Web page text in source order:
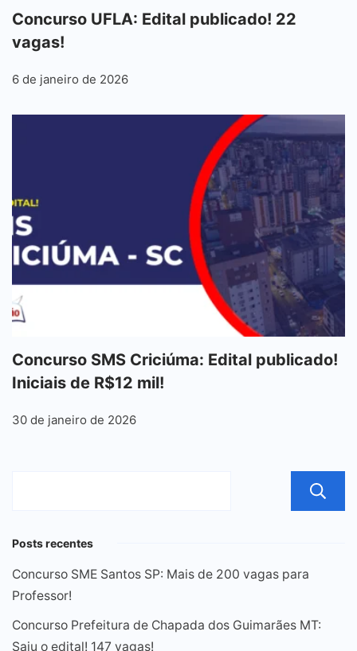
Concurso UFLA: Edital publicado! 22
vagas!
6 de janeiro de 2026
Concurso SMS Criciúma: Edital publicado!
Iniciais de R$12 mil!
30 de janeiro de 2026
Posts recentes
Concurso SME Santos SP: Mais de 200 vagas para
Professor!
Concurso Prefeitura de Chapada dos Guimarães MT:
Saiu o edital! 147 vagas!